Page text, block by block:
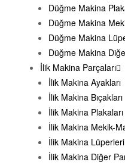
Düğme Makina
Düğme Makina
Düğme Makina
Düğme Makina
İlik Makina Parçaları
İlik Makina Ayakları
İlik Makina Bıçakları
İlik Makina Plakaları
İlik Makina Mekik-
İlik Makina Lüperleri
İlik Makina Diğer